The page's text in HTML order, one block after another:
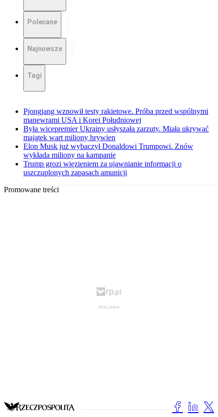
Polecane
Najnowsze
Tagi
Pjongjang wznowił testy rakietowe. Próba przed wspólnymi
manewrami USA i Korei Południowej
Była wicepremier Ukrainy usłyszała zarzuty. Miała ukrywać
majątek wart miliony hrywien
Elon Musk już wybaczył Donaldowi Trumpowi. Znów
wykłada miliony na kampanię
Trump grozi więzieniem za ujawnianie informacji o
uszczuplonych zapasach amunicji
Promowane treści